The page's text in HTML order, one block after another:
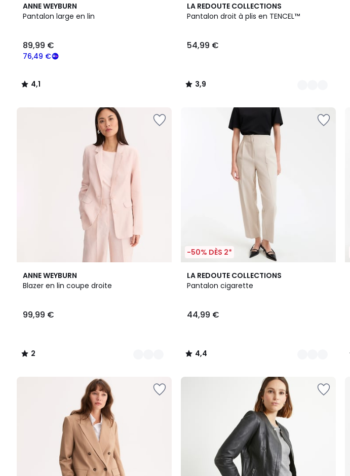
ANNE WEYBURN
Pantalon large en lin
76,49 €
89,99 €
4,1
/ 5
4,1
/
LA REDOUTE COLLECTIONS
Pantalon droit à plis en TENCEL™
54,99 €
3,9
/ 5
2
Couleurs
3,9
/
ANNE WEYBURN
Blazer en lin coupe droite
99,99 €
2
/
2
Couleurs
2
/
-50% DÈS 2*
LA REDOUTE COLLECTIONS
Pantalon cigarette
44,99 €
4,4
/ 5
2
Couleurs
4,4
/